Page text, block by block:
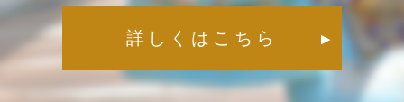
詳しくはこちら ▶︎